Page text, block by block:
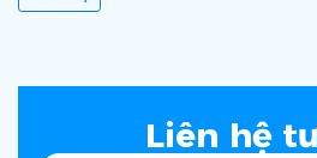
Liên hệ